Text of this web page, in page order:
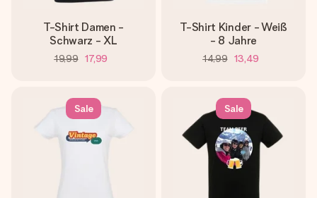
T-Shirt Damen -
Schwarz - XL
19,99 17,99
T-Shirt Kinder - Weiß
- 8 Jahre
14,99 13,49
Sale Sale